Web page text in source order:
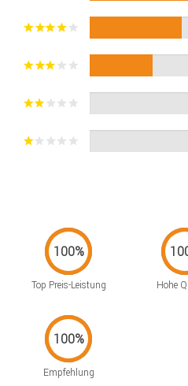
Top Preis-Leistung Hohe
Empfehlung